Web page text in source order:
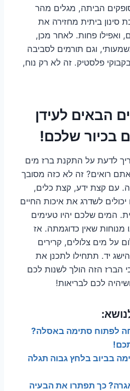
הביתה, מגלים מהר
ביתית מחזירה את
ואפילו פחות. לאחר מכן,
וגם תורמים לסביבה
פלסטיק. זה לא רק נוח,
הבאים לעידן
בכיור שלכם!
לדעת על התקנת ברז מים
רואים? זה לא כזה מסובך
עם קצת ידע, קצת כלים,
לשדרג את איכות החיים
המים שלכם יהיו טעימים
מנוחות שאין כדוגמתה. אז
על מים צלולים, קרירים
יד. תתחילו לתכנן את
הברז הזה הולך לשנות לכם
לכם לבריאות!
לפתוח סתימה באסלה?
בביוב בלחץ גבוה תגלה
כך תפתרו את הבעיה